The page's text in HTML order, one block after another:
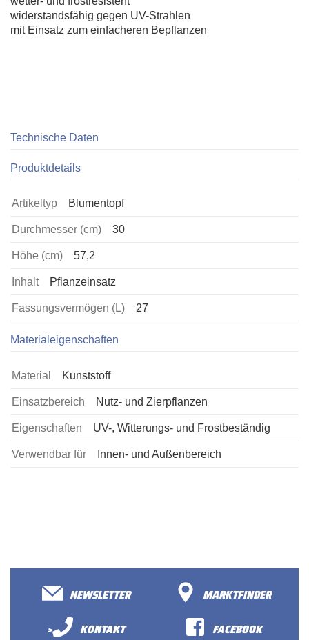
widerstandsfähig gegen UV-Strahlen
mit Einsatz zum einfacheren Bepflanzen
Technische Daten
Produktdetails
Artikeltyp Blumentopf
Durchmesser (cm) 30
Höhe (cm) 57,2
Inhalt Pflanzeinsatz
Fassungsvermögen (L) 27
Materialeigenschaften
Material Kunststoff
Einsatzbereich Nutz- und Zierpflanzen
Eigenschaften UV-, Witterungs- und Frostbeständig
Verwendbar für Innen- und Außenbereich
NEWSLETTER
MARKTFINDER
>
KONTAKT
FACEBOOK